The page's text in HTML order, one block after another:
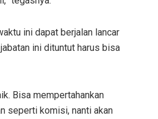
ini dapat berjalan lancar
ini dituntut harus bisa
Bisa mempertahankan
seperti komisi, nanti akan